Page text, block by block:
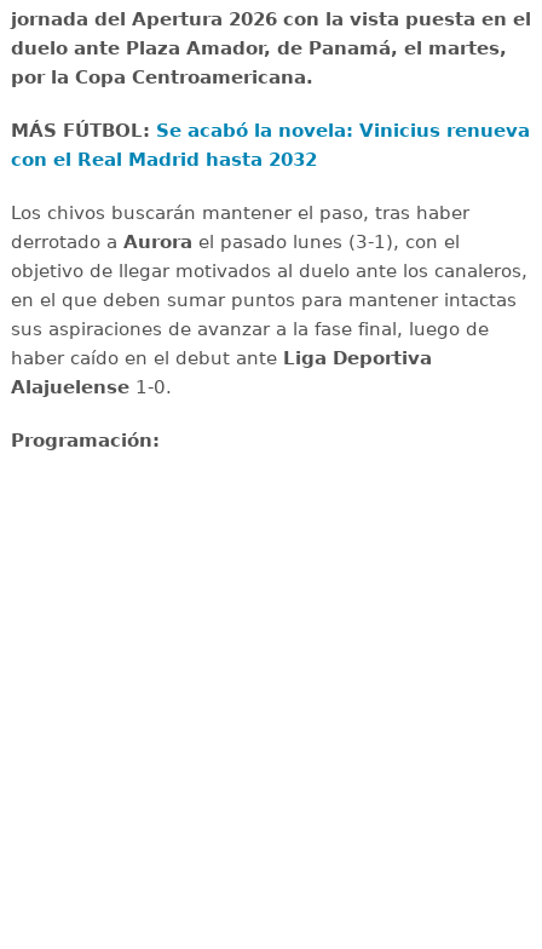
jornada del Apertura 2026 con la vista puesta en el
duelo ante Plaza Amador, de Panamá, el martes,
por la Copa Centroamericana.
MÁS FÚTBOL: Se acabó la novela: Vinicius renueva
con el Real Madrid hasta 2032
Los chivos buscarán mantener el paso, tras haber
derrotado a Aurora el pasado lunes (3-1), con el
objetivo de llegar motivados al duelo ante los canaleros,
en el que deben sumar puntos para mantener intactas
sus aspiraciones de avanzar a la fase final, luego de
haber caído en el debut ante Liga Deportiva
Alajuelense1-0.
Programación: